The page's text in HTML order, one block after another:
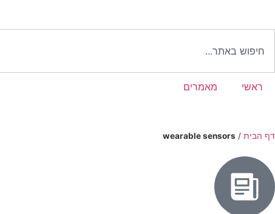
ראשי מאמרים
דף הבית /
wearable sensors